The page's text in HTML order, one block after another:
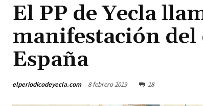
El PP de Yecla
manifestación
España
elperiodicodeyecla.com 8 febrero 2019 18